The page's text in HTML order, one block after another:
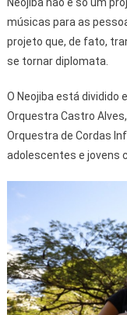
Neojiba não é só um
músicas para as
projeto que, de fato,
se tornar diplomata.
O Neojiba está dividido
Orquestra Castro
Orquestra de Cordas
adolescentes e jovens